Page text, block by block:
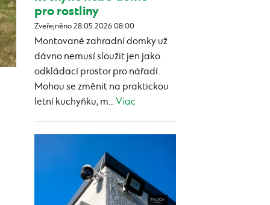
pro rostliny
Zveřejněno 28.05.2026 08:00
Montované zahradní domky už
dávno nemusí sloužit jen jako
odkládací prostor pro nářadí.
Mohou se změnit na praktickou
letní kuchyňku, m...Viac